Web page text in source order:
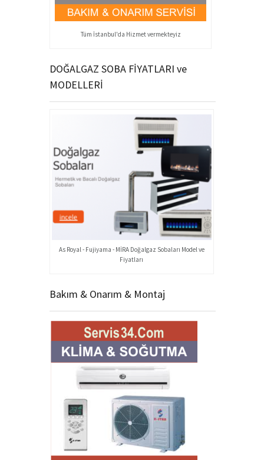
Tüm İstanbul'da Hizmet vermekteyiz
DOĞALGAZ SOBA FİYATLARI ve
MODELLERİ
As Royal - Fujiyama - MİRA Doğalgaz Sobaları Model ve
Fiyatları
Bakım & Onarım & Montaj